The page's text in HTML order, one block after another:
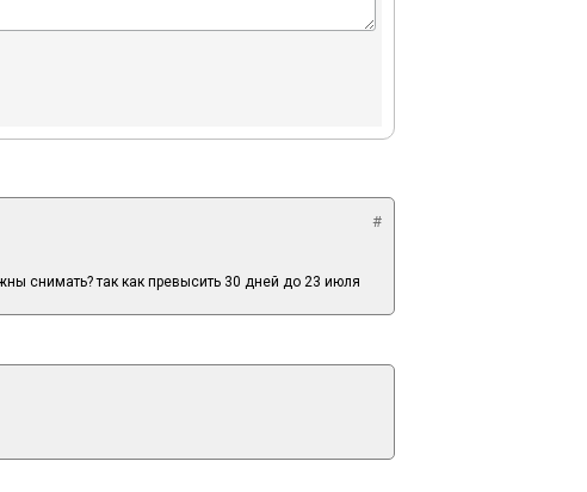
#
снимать? так как превысить 30 дней до 23 июля